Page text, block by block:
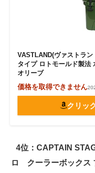
VASTLAND(ヴァストラ
タイプ ロトモールド製法
オリーブ
価格を取得できません
クリッ
4位：CAPTAIN
ロ クーラーボックス